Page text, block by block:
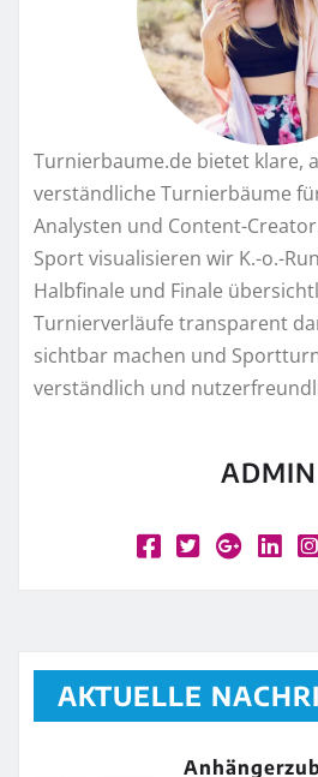
Turnierbaume.de bietet klare,
verständliche Turnierbäume
Analysten und Content-
Sport visualisieren wir K.-o.-
Halbfinale und Finale
Turnierverläufe transparent
sichtbar machen und
verständlich und
ADMIN
AKTUELLE